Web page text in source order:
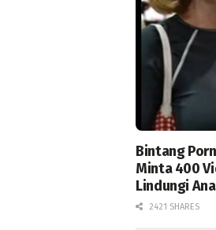
Bintang
Minta 400
Lindungi
2421 SHARES